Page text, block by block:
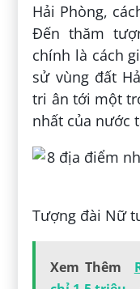
Hải Phòng,
Đến thăm
chính là cách
sử vùng đất
tri ân tới một
nhất của nước
Tượng đài Nữ
Xem Thêm